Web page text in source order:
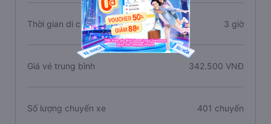
Thời gian di chuyển 3 giờ
Giá vé trung bình 342.500 VNĐ
Số lượng chuyến xe 401 chuyến